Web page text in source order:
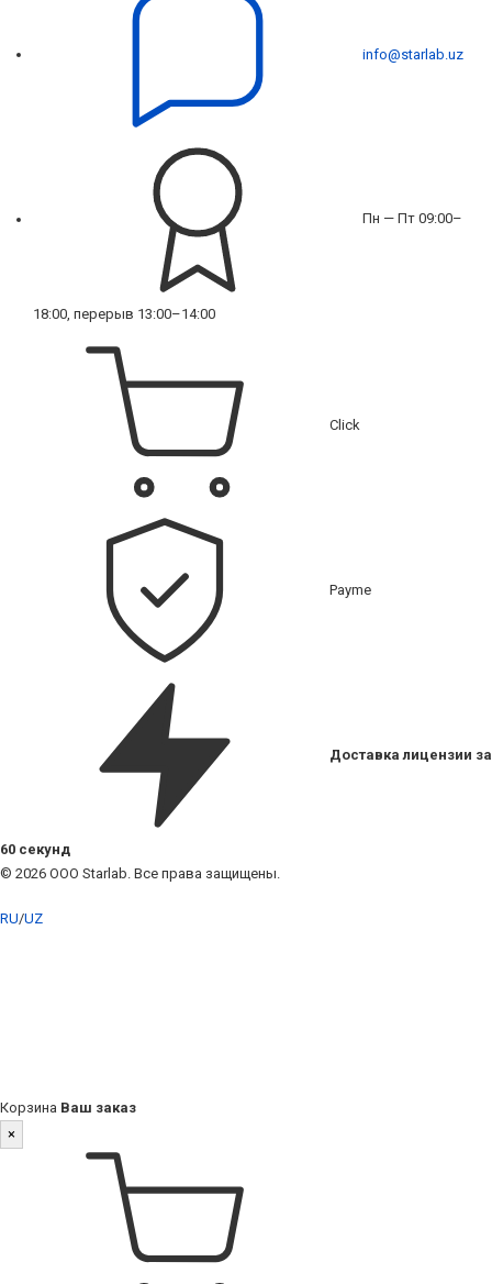
info@starlab.uz
Пн — Пт 09:00–
18:00, перерыв 13:00–14:00
Click
Payme
Доставка лицензии за
60 секунд
© 2026 ООО Starlab. Все права защищены.
RU/UZ
Корзина Ваш заказ
×